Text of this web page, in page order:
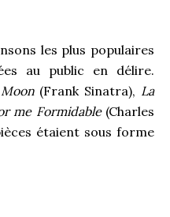
les plus populaires
au public en délire.
(Frank Sinatra), La
me Formidable(Charles
étaient sous forme